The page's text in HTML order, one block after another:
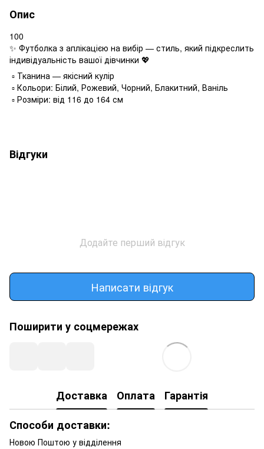
Опис
100
✨ Футболка з аплікацією на вибір — стиль, який підкреслить
індивідуальність вашої дівчинки 💖
▫️ Тканина — якісний кулір
▫️ Кольори: Білий, Рожевий, Чорний, Блакитний, Ваніль
▫️ Розміри: від 116 до 164 см
Відгуки
Додайте перший відгук
Написати відгук
Поширити у соцмережах
Доставка Оплата
Гарантія
Способи доставки:
Новою Поштою у відділення